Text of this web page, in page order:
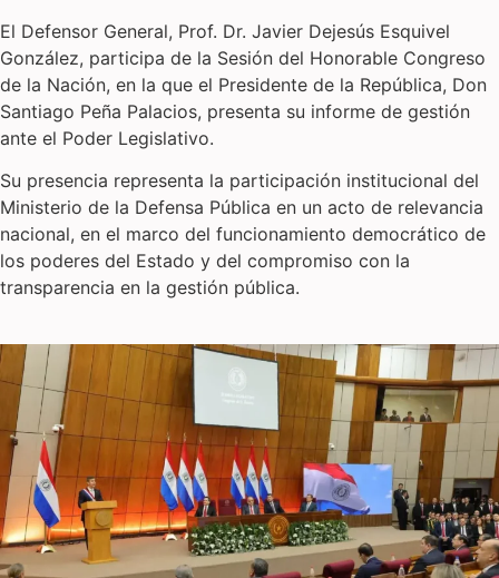
El Defensor General, Prof. Dr. Javier Dejesús Esquivel
González, participa de la Sesión del Honorable Congreso
de la Nación, en la que el Presidente de la República, Don
Santiago Peña Palacios, presenta su informe de gestión
ante el Poder Legislativo.
Su presencia representa la participación institucional del
Ministerio de la Defensa Pública en un acto de relevancia
nacional, en el marco del funcionamiento democrático de
los poderes del Estado y del compromiso con la
transparencia en la gestión pública.